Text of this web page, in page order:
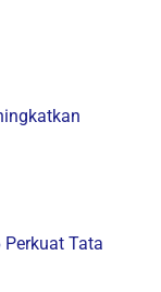
Perkuat Tata